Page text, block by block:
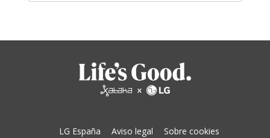
LG España Aviso legal Sobre cookies